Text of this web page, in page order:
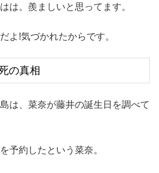
は。羨ましいと思ってます。
よ!気づかれたからです。
の真相
は、菜奈が藤井の誕生日を調べて
予約したという菜奈。